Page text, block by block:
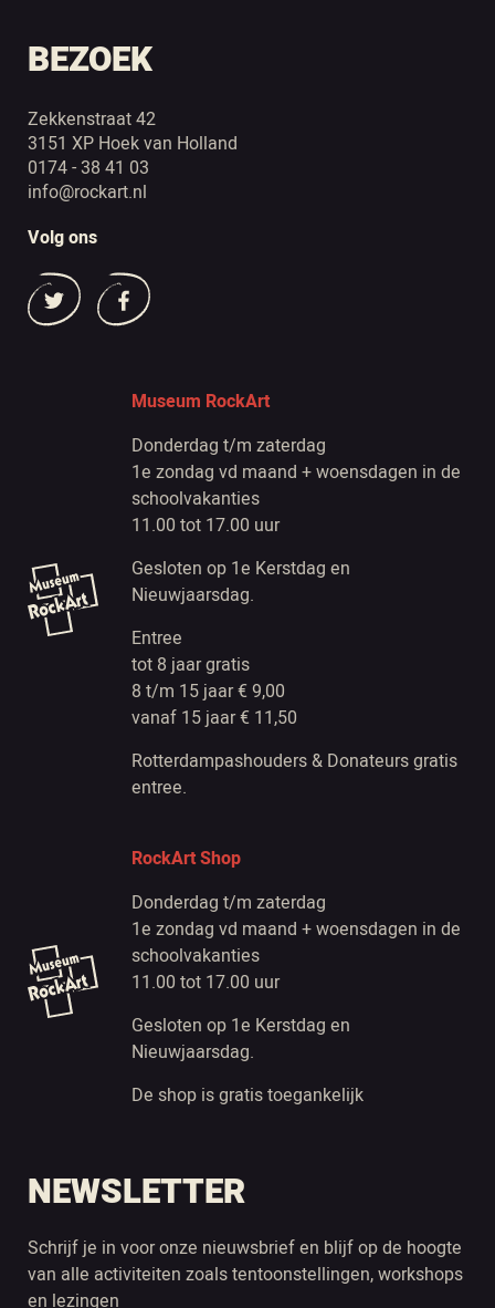
BEZOEK
Zekkenstraat 42
3151 XP Hoek van Holland
0174 - 38 41 03
info@rockart.nl
Volg ons
Museum RockArt
Donderdag t/m zaterdag
1e zondag vd maand + woensdagen in de
schoolvakanties
11.00 tot 17.00 uur
Gesloten op 1e Kerstdag en
Nieuwjaarsdag.
Entree
tot 8 jaar gratis
8 t/m 15 jaar € 9,00
vanaf 15 jaar € 11,50
Rotterdampashouders & Donateurs gratis
entree.
RockArt Shop
Donderdag t/m zaterdag
1e zondag vd maand + woensdagen in de
schoolvakanties
11.00 tot 17.00 uur
Gesloten op 1e Kerstdag en
Nieuwjaarsdag.
De shop is gratis toegankelijk
NEWSLETTER
Schrijf je in voor onze nieuwsbrief en blijf op de hoogte
van alle activiteiten zoals tentoonstellingen, workshops
en lezingen